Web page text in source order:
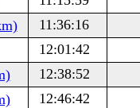
11:36:16
12:01:42
12:38:52
12:46:42